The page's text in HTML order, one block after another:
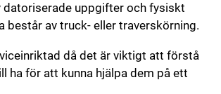
datoriserade uppgifter och fysiskt
består av truck- eller traverskörning.
då det är viktigt att förstå
ha för att kunna hjälpa dem på ett